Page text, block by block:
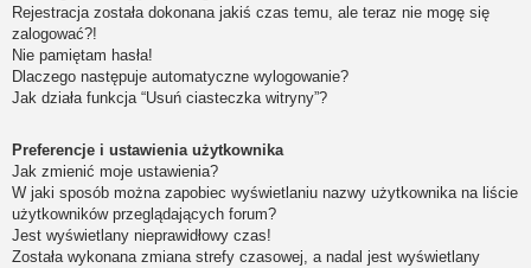
Rejestracja została dokonana jakiś czas temu, ale teraz nie mogę się
zalogować?!
Nie pamiętam hasła!
Dlaczego następuje automatyczne wylogowanie?
Jak działa funkcja “Usuń ciasteczka witryny”?
Preferencje i ustawienia użytkownika
Jak zmienić moje ustawienia?
W jaki sposób można zapobiec wyświetlaniu nazwy użytkownika na liście
użytkowników przeglądających forum?
Jest wyświetlany nieprawidłowy czas!
Została wykonana zmiana strefy czasowej, a nadal jest wyświetlany